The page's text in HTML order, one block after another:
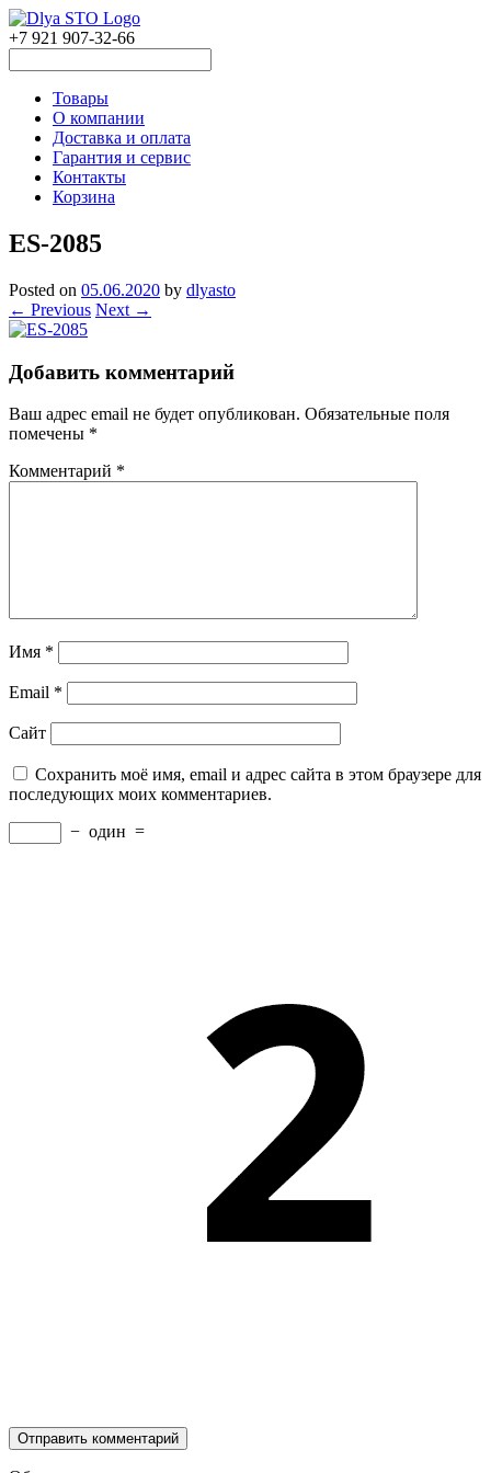
+7 921 907-32-66
Товары
О компании
Доставка и оплата
Гарантия и сервис
Контакты
Корзина
ES-2085
Posted on 05.06.2020 by dlyasto
← Previous Next →
Добавить комментарий
Ваш адрес email не будет опубликован. Обязательные поля
помечены *
Комментарий *
Имя *
Email *
Сайт
Сохранить моё имя, email и адрес сайта в этом браузере для
последующих моих комментариев.
− один =